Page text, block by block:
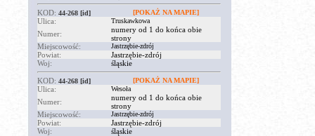
KOD: 44-268 [id] [POKAŻ NA MAPIE]
Ulica: Truskawkowa
Numer:
numery od 1 do końca obie
strony
Miejscowość:
Jastrzębie-zdrój
Powiat:
Jastrzębie-zdrój
Woj:
śląskie
KOD: 44-268 [id] [POKAŻ NA MAPIE]
Ulica: Wesoła
Numer:
numery od 1 do końca obie
strony
Miejscowość:
Jastrzębie-zdrój
Powiat:
Jastrzębie-zdrój
Woj:
śląskie